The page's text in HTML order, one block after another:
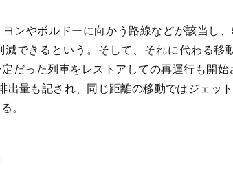
ンやボルドーに向かう路線などが該当し
できるという。そして、それに代わる移
だった列車をレストアしての再運行も開
出量も記され、同じ距離の移動ではジェッ
。